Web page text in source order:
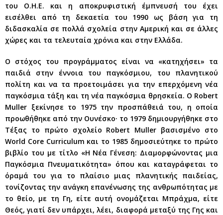
του Ο.Η.Ε. και η αποκρυφιστική έμπνευσή του έχει
εισέλθει από τη δεκαετία του 1990 ως βάση για τη
διδασκαλία σε πολλά σχολεία στην Αμερική και σε άλλες
χώρες και τα τελευταία χρόνια και στην Ελλάδα.
Ο στόχος του προγράμματος είναι να «κατηχήσει» τα
παιδιά στην έννοια του παγκόσμιου, του πλανητικού
πολίτη και να τα προετοιμάσει για την επερχόμενη νέα
παγκόσμια τάξη και τη νέα παγκόσμια θρησκεία. Ο Robert
Muller ξεκίνησε το 1975 την προσπάθειά του, η οποία
προωθήθηκε από την Ουνέσκο· το 1979 δημιουργήθηκε στο
Τέξας το πρώτο σχολείο Robert Muller βασισμένο στο
World Core Curriculum και το 1985 δημοσιεύτηκε το πρώτο
βιβλίο του με τίτλο «Η Νέα Γένεση: Διαμορφώνοντας μια
Παγκόσμια Πνευματικότητα» όπου και καταγράφεται το
όραμά του για το πλαίσιο μιας πλανητικής παιδείας,
τονίζοντας την ανάγκη επανένωσης της ανθρωπότητας με
το θείο, με τη Γη, είτε αυτή ονομάζεται Μπράχμα, είτε
Θεός, γιατί δεν υπάρχει, λέει, διαφορά μεταξύ της Γης και